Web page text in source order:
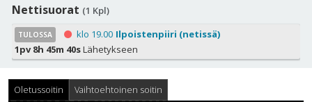
Nettisuorat (1 Kpl)
TULOSSA klo 19.00 Ilpoistenpiiri (netissä)
1pv 8h 45m 40sLähetykseen
Oletussoitin Vaihtoehtoinen soitin